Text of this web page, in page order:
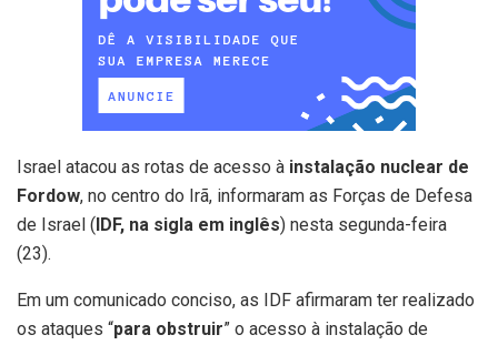
Israel atacou as rotas de acesso à instalação nuclear de
Fordow, no centro do Irã, informaram as Forças de Defesa
de Israel (IDF, na sigla em inglês) nesta segunda-feira
(23).
Em um comunicado conciso, as IDF afirmaram ter realizado
os ataques “para obstruir” o acesso à instalação de